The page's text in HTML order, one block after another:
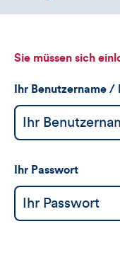
Sie müssen sich
Ihr Benutzername /
Ihr Passwort